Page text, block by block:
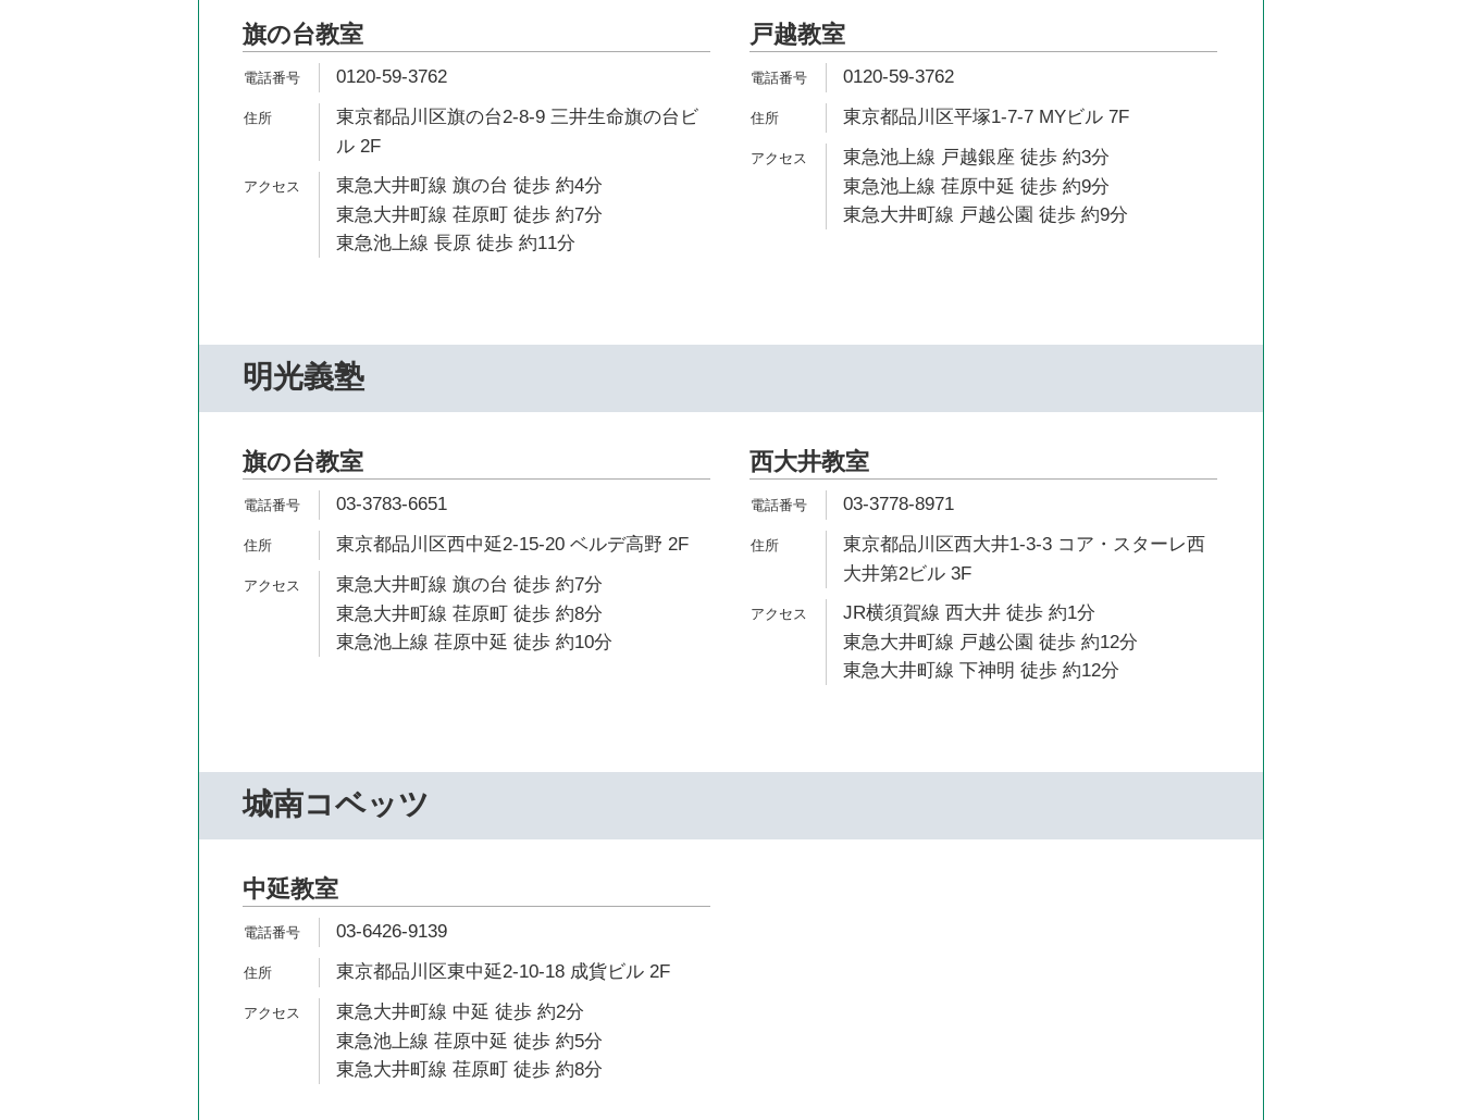
旗の台教室
0120-59-3762
東京都品川区旗の台2-8-9 三井生命旗の台ビ
ル 2F
東急大井町線 旗の台 徒歩 約4分
東急大井町線 荏原町 徒歩 約7分
東急池上線 長原 徒歩 約11分
戸越教室
0120-59-3762
東京都品川区平塚1-7-7 MYビル 7F
東急池上線 戸越銀座 徒歩 約3分
東急池上線 荏原中延 徒歩 約9分
東急大井町線 戸越公園 徒歩 約9分
明光義塾
旗の台教室
03-3783-6651
東京都品川区西中延2-15-20 ベルデ高野 2F
東急大井町線 旗の台 徒歩 約7分
東急大井町線 荏原町 徒歩 約8分
東急池上線 荏原中延 徒歩 約10分
西大井教室
03-3778-8971
東京都品川区西大井1-3-3 コア・スターレ西
大井第2ビル 3F
JR横須賀線 西大井 徒歩 約1分
東急大井町線 戸越公園 徒歩 約12分
東急大井町線 下神明 徒歩 約12分
城南コベッツ
中延教室
03-6426-9139
東京都品川区東中延2-10-18 成貨ビル 2F
東急大井町線 中延 徒歩 約2分
東急池上線 荏原中延 徒歩 約5分
東急大井町線 荏原町 徒歩 約8分